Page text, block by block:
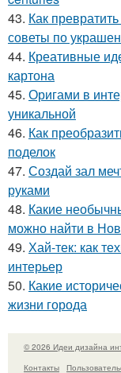
43. Как
советы по
44. Креативные
картона
45. Оригами в
уникальной
46. Как
поделок
47. Создай зал
руками
48. Какие
можно найти в
49. Хай-тек: как
интерьер
50. Какие
жизни города
© 2026 Идеи дизайна
Контакты